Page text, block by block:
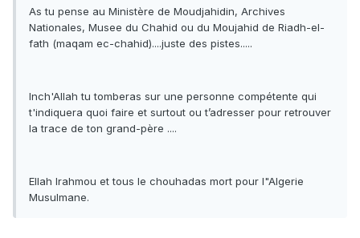
As tu pense au Ministère de Moudjahidin, Archives
Nationales, Musee du Chahid ou du Moujahid de Riadh-el-
fath (maqam ec-chahid)....juste des pistes.....
Inch'Allah tu tomberas sur une personne compétente qui
t'indiquera quoi faire et surtout ou t’adresser pour retrouver
la trace de ton grand-père ....
Ellah Irahmou et tous le chouhadas mort pour l"Algerie
Musulmane.